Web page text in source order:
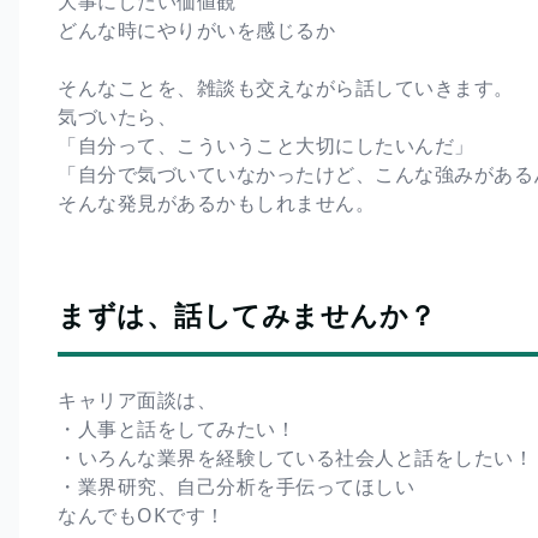
どんな時にやりがいを感じるか
そんなことを、雑談も交えながら話していきます。
気づいたら、
「自分って、こういうこと大切にしたいんだ」
「自分で気づいていなかったけど、こんな強みがあ
そんな発見があるかもしれません。
まずは、話してみませんか？
キャリア面談は、
・人事と話をしてみたい！
・いろんな業界を経験している社会人と話をしたい！
・業界研究、自己分析を手伝ってほしい
なんでもOKです！